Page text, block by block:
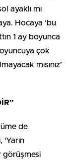
ayaklı mı
Hocaya ‘bu
1 ay boyunca
çok
mısınız’
de
görüşmesi